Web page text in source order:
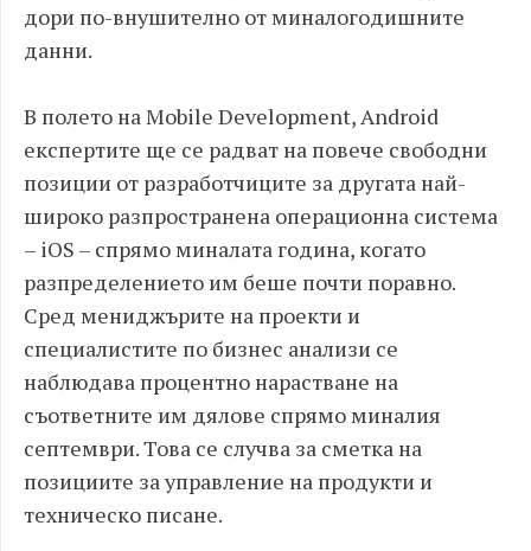
дори по-внушително от миналогодишните
данни.
В полето на Mobile Development, Android
експертите ще се радват на повече свободни
позиции от разработчиците за другата най-
широко разпространена операционна система
– iOS – спрямо миналата година, когато
разпределението им беше почти поравно.
Сред мениджърите на проекти и
специалистите по бизнес анализи се
наблюдава процентно нарастване на
съответните им дялове спрямо миналия
септември. Това се случва за сметка на
позициите за управление на продукти и
техническо писане.